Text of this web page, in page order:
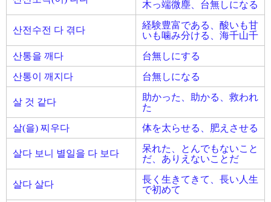
木っ端微塵、台無しになる
산전수전 다 겪다
経験豊富である、酸いも甘
いも噛み分ける、海千山千
산통을 깨다
台無しにする
산통이 깨지다
台無しになる
살 것 같다
助かった、助かる、救われ
た
살(을) 찌우다
体を太らせる、肥えさせる
살다 보니 별일을 다 보다
呆れた、とんでもないこと
だ、ありえないことだ
살다 살다
長く生きてきて、長い人生
で初めて